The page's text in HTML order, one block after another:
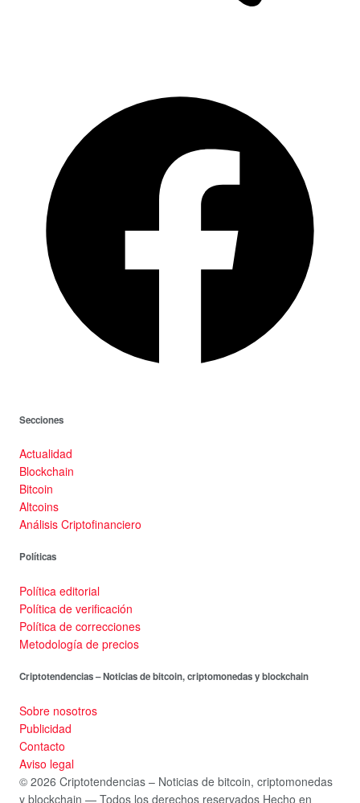
Secciones
Actualidad
Blockchain
Bitcoin
Altcoins
Análisis Criptofinanciero
Políticas
Política editorial
Política de verificación
Política de correcciones
Metodología de precios
Criptotendencias – Noticias de bitcoin, criptomonedas y blockchain
Sobre nosotros
Publicidad
Contacto
Aviso legal
© 2026 Criptotendencias – Noticias de bitcoin, criptomonedas
y blockchain — Todos los derechos reservados Hecho en